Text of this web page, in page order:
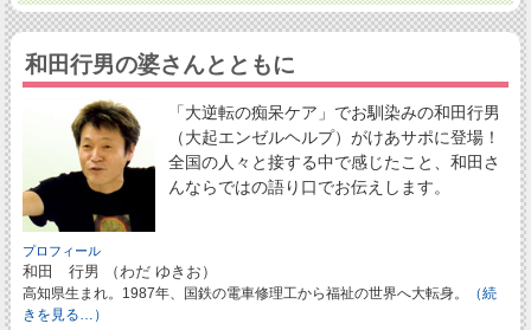
和田行男の婆さんとともに
「大逆転の痴呆ケア」でお馴染みの和田行男
（大起エンゼルヘルプ）がけあサポに登場！
全国の人々と接する中で感じたこと、和田さ
んならではの語り口でお伝えします。
プロフィール
和田 行男 （わだ ゆきお）
高知県生まれ。1987年、国鉄の電車修理工から福祉の世界へ大転身。
（続
きを見る…）